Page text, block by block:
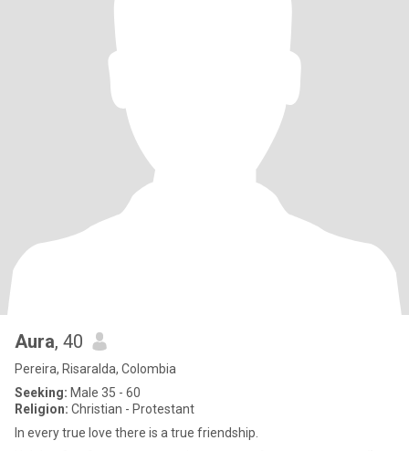
Aura, 40
Pereira, Risaralda, Colombia
Seeking: Male 35 - 60
Religion: Christian - Protestant
In every true love there is a true friendship.